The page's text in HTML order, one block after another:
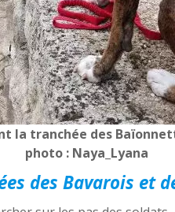
la tranchée des
photo : Naya_Lyana
des Bavarois et